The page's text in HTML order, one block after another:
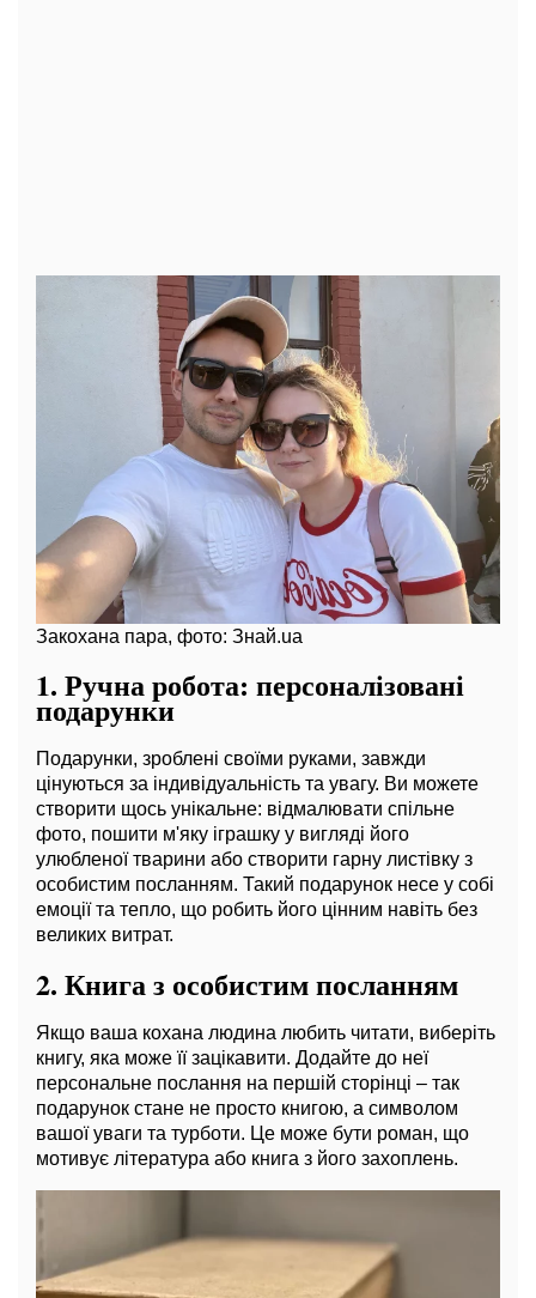
Закохана пара, фото: Знай.ua
1. Ручна робота: персоналізовані
подарунки
Подарунки, зроблені своїми руками, завжди
цінуються за індивідуальність та увагу. Ви можете
створити щось унікальне: відмалювати спільне
фото, пошити м'яку іграшку у вигляді його
улюбленої тварини або створити гарну листівку з
особистим посланням. Такий подарунок несе у собі
емоції та тепло, що робить його цінним навіть без
великих витрат.
2. Книга з особистим посланням
Якщо ваша кохана людина любить читати, виберіть
книгу, яка може її зацікавити. Додайте до неї
персональне послання на першій сторінці – так
подарунок стане не просто книгою, а символом
вашої уваги та турботи. Це може бути роман, що
мотивує література або книга з його захоплень.